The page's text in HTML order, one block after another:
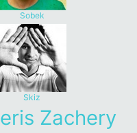
Sobek
Skiz
Zachery